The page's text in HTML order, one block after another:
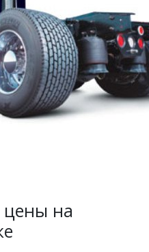
цены на